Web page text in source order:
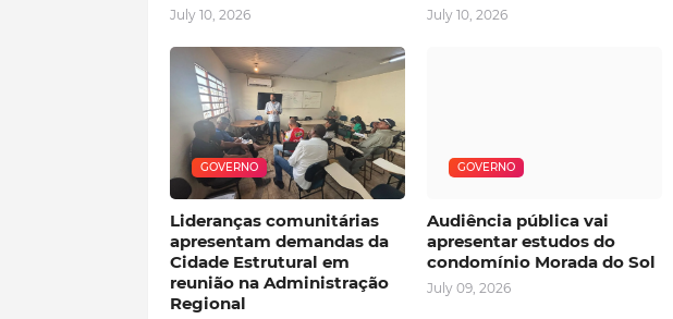
July 10, 2026 July 10, 2026
GOVERNO
Lideranças comunitárias
apresentam demandas da
Cidade Estrutural em
reunião na Administração
Regional
GOVERNO
Audiência pública vai
apresentar estudos do
condomínio Morada do Sol
July 09, 2026